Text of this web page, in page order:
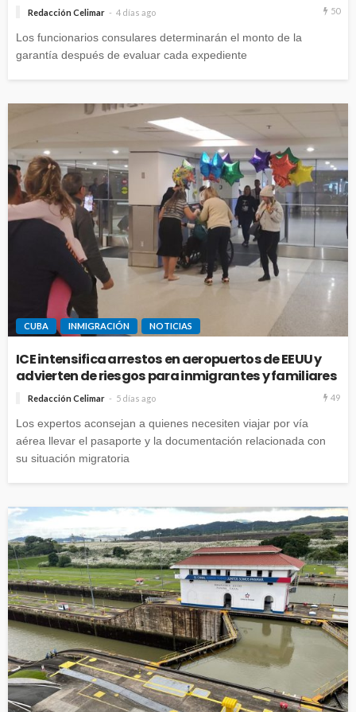
Redacción Celimar 4 días ago 50
Los funcionarios consulares determinarán el monto de la
garantía después de evaluar cada expediente
CUBA INMIGRACIÓN NOTICIAS
ICE intensifica arrestos en aeropuertos de EEUU y
advierten de riesgos para inmigrantes y familiares
Redacción Celimar 5 días ago 49
Los expertos aconsejan a quienes necesiten viajar por vía
aérea llevar el pasaporte y la documentación relacionada con
su situación migratoria